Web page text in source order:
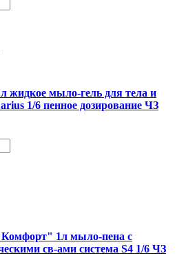
мыло-гель для тела и
1/6 пенное дозирование ЧЗ
1л мыло-пена с
св-ами система S4 1/6 ЧЗ